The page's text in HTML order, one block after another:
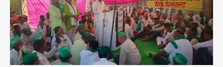
2
एंटी-बर्गलरी सेल की बड़ी कामयाबी, चोरी के
माल की खरीद-फरोख्त करने वाले गिरोह का
भंडाफोड़
Team JHJ